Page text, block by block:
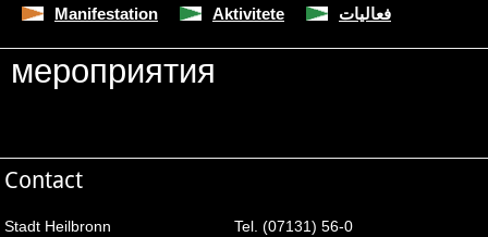
Manifestation
Aktivitete فعاليات
мероприятия
Contact
Stadt Heilbronn
Tel. (07131) 56-0